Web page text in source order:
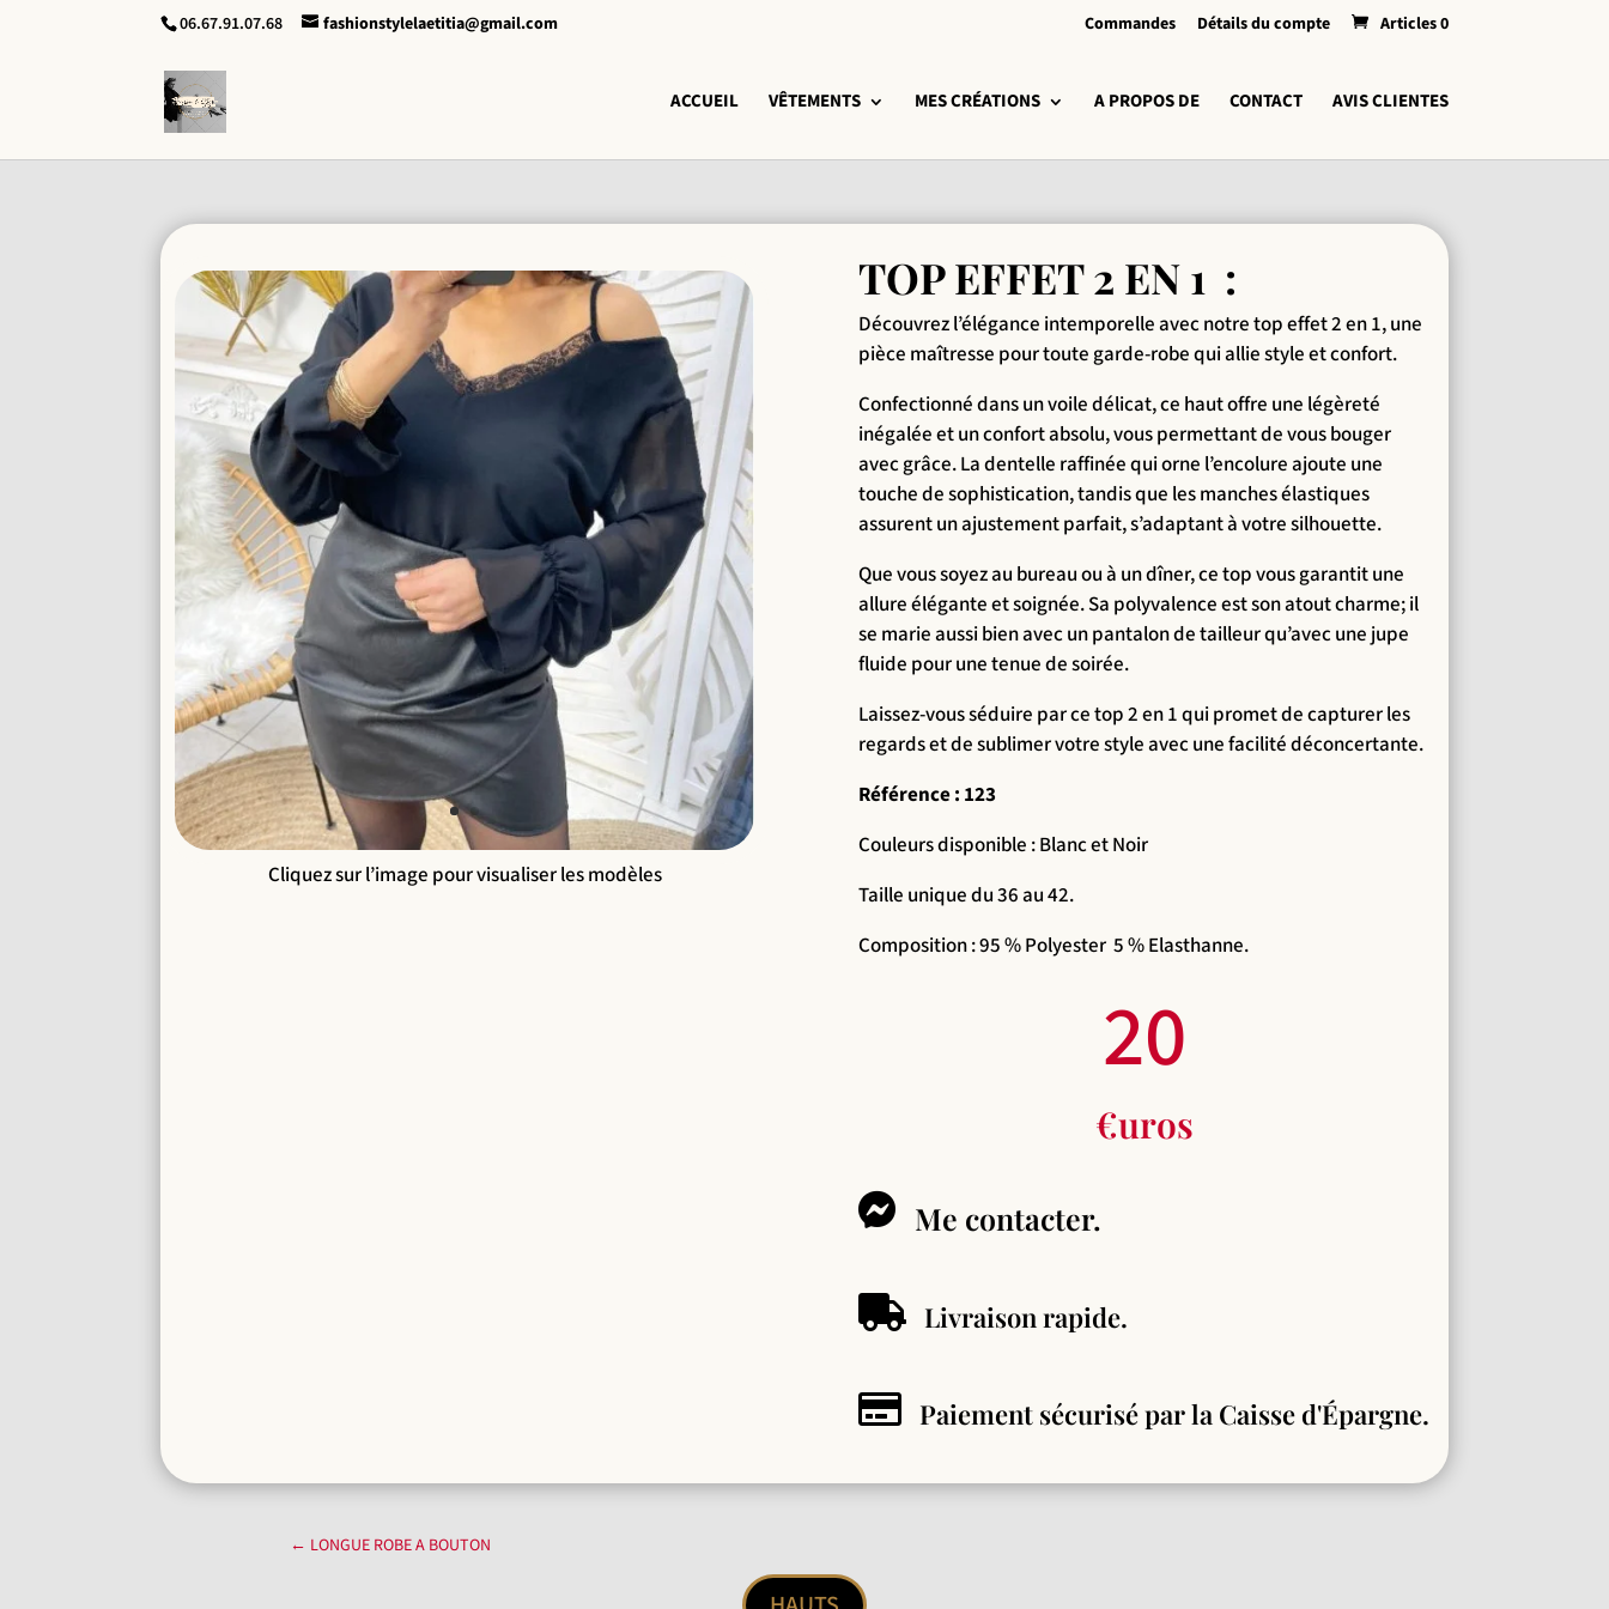
06.67.91.07.68 fashionstylelaetitia@gmail.com Commandes Détails du compte Articles 0
ACCUEIL VÊTEMENTS MES CRÉATIONS A PROPOS DE CONTACT AVIS CLIENTES
Cliquez sur l’image pour visualiser les modèles
TOP EFFET 2 EN 1 :
Découvrez l’élégance intemporelle avec notre top effet 2 en 1, une
pièce maîtresse pour toute garde-robe qui allie style et confort.
Confectionné dans un voile délicat, ce haut offre une légèreté
inégalée et un confort absolu, vous permettant de vous bouger
avec grâce. La dentelle raffinée qui orne l’encolure ajoute une
touche de sophistication, tandis que les manches élastiques
assurent un ajustement parfait, s’adaptant à votre silhouette.
Que vous soyez au bureau ou à un dîner, ce top vous garantit une
allure élégante et soignée. Sa polyvalence est son atout charme; il
se marie aussi bien avec un pantalon de tailleur qu’avec une jupe
fluide pour une tenue de soirée.
Laissez-vous séduire par ce top 2 en 1 qui promet de capturer les
regards et de sublimer votre style avec une facilité déconcertante.
Référence : 123
Couleurs disponible : Blanc et Noir
Taille unique du 36 au 42.
Composition : 95 % Polyester 5 % Elasthanne.
20
€uros
 Me contacter.
 Livraison rapide.
 Paiement sécurisé par la Caisse d'Épargne.
← LONGUE ROBE A BOUTON